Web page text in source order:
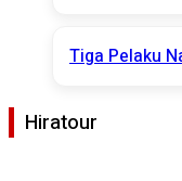
Tiga Pelaku
Hiratour